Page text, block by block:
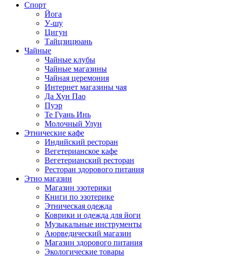
Спорт
Йога
У-шу
Цигун
Тайцзицюань
Чайные
Чайные клубы
Чайные магазины
Чайная церемония
Интернет магазины чая
Да Хун Пао
Пуэр
Те Гуань Инь
Молочный Улун
Этнические кафе
Индийский ресторан
Вегетерианское кафе
Вегетерианский ресторан
Ресторан здорового питания
Этно магазин
Магазин эзотерики
Книги по эзотерике
Этническая одежда
Коврики и одежда для йоги
Музыкальные инструменты
Аюрведический магазин
Магазин здорового питания
Экологические товары